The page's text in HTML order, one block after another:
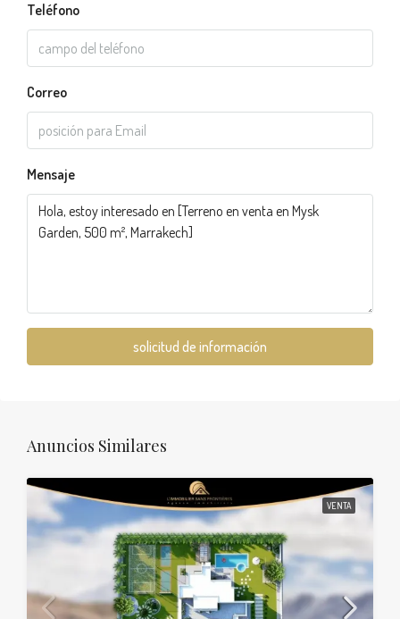
Teléfono
Correo
Mensaje
solicitud de información
Anuncios Similares
VENTA